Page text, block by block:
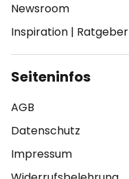
Newsroom
Inspiration | Ratgeber
Seiteninfos
AGB
Datenschutz
Impressum